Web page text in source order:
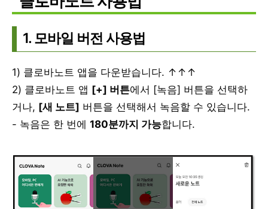
1. 모바일 버전 사용법
1) 클로바노트 앱을 다운받습니다. ↑↑↑
2) 클로바노트 앱 [+] 버튼에서 [녹음] 버튼을 선택하
거나, [새 노트] 버튼을 선택해서 녹음할 수 있습니다.
- 녹음은 한 번에 180분까지 가능합니다.